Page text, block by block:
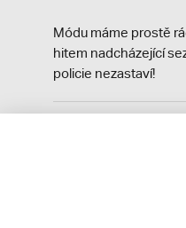
Módu máme prostě
hitem nadcházející
policie nezastaví!
Zároveň je povinen